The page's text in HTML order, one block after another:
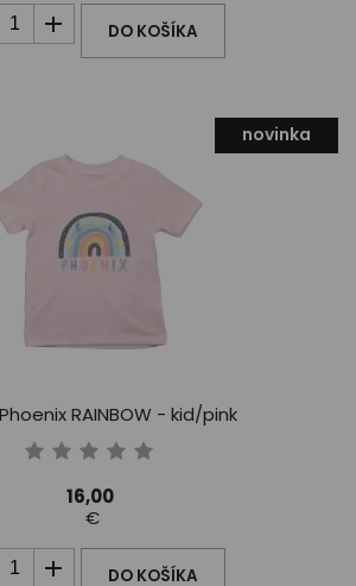
DO KOŠÍKA
novinka
RAINBOW - kid/pink
16,00
€
DO KOŠÍKA